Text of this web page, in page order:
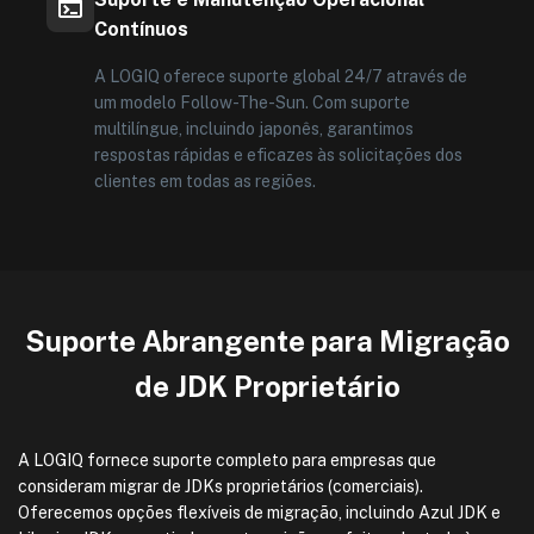
Contínuos
A LOGIQ oferece suporte global 24/7 através de
um modelo Follow-The-Sun. Com suporte
multilíngue, incluindo japonês, garantimos
respostas rápidas e eficazes às solicitações dos
clientes em todas as regiões.
Suporte Abrangente para Migração
de JDK Proprietário
A LOGIQ fornece suporte completo para empresas que
consideram migrar de JDKs proprietários (comerciais).
Oferecemos opções flexíveis de migração, incluindo Azul JDK e